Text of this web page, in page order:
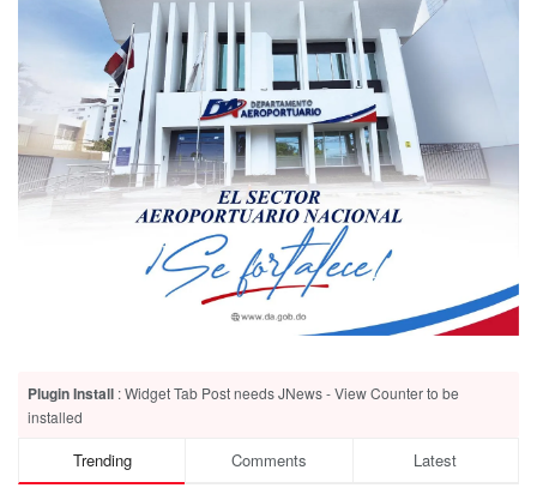
Plugin Install : Widget Tab Post needs JNews - View Counter to be
installed
Trending Comments Latest